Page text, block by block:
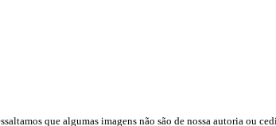
que algumas imagens não são de nossa autoria ou